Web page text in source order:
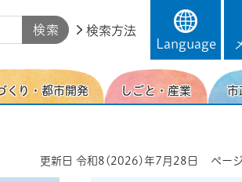
検索方法
Language
くり・都市開発 しごと・産業 市
更新日 令和8(2026)年7月28日 ペー